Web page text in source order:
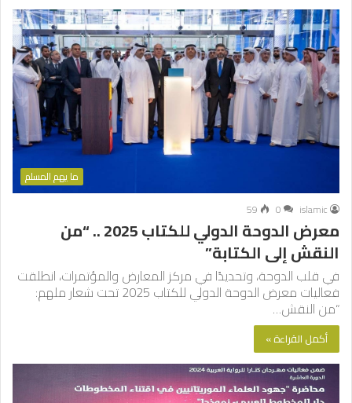
ما يهم المسلم
islamic
0
59
معرض الدوحة الدولي للكتاب 2025 .. “من
النقش إلى الكتابة”
في قلب الدوحة، وتحديدًا في مركز المعارض والمؤتمرات، انطلقت
فعاليات معرض الدوحة الدولي للكتاب 2025 تحت شعار ملهم:
“من النقش…
أكمل القراءة »